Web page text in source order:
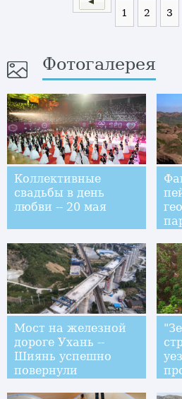
1 2 3
Фотогалерея
Коллективные
свадьбы в день
любви -- 20 мая
Мост на железной
дороге Ухань --
Шиянь успешно
повернули